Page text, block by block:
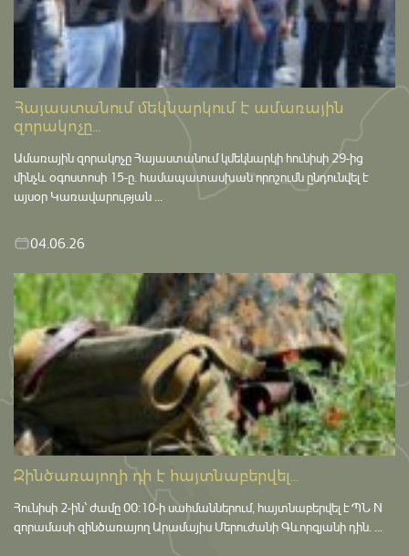
Հայաստանում մեկնարկում է ամառային
զորակոչը...
Ամառային զորակոչը Հայաստանում կմեկնարկի հունիսի 29-ից
մինչև օգոստոսի 15-ը․ համապատասխան որոշումն ընդունվել է
այսօր Կառավարության ...
04.06.26
Զինծառայողի դի է հայտնաբերվել...
Հունիսի 2-ին՝ ժամը 00:10-ի սահմաններում, հայտնաբերվել է ՊՆ N
զորամասի զինծառայող Արամայիս Մերուժանի Գևորգյանի դին. ...